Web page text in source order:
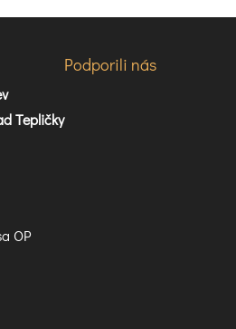
Tepličky
OP
Podporili nás